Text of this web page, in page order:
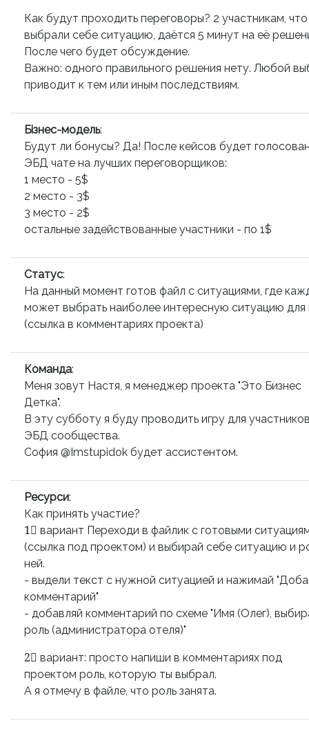
Как будут проходить переговоры? 2 участникам, что
выбрали себе ситуацию, даётся 5 минут на её
После чего будет обсуждение.
Важно: одного правильного решения нету. Любой
приводит к тем или иным последствиям.
Бізнес-модель:
Будут ли бонусы? Да! После кейсов будет
ЭБД чате на лучших переговорщиков:
1 место - 5$
2 место - 3$
3 место - 2$
остальные задействованные участники - по 1$
Статус:
На данный момент готов файл с ситуациями, где
может выбрать наиболее интересную ситуацию для
(ссылка в комментариях проекта)
Команда:
Меня зовут Настя, я менеджер проекта "Это Бизнес
Детка".
В эту субботу я буду проводить игру для
ЭБД сообщества.
София @Imstupidok будет ассистентом.
Ресурси:
Как принять участие?
1⃣ вариант Переходи в файлик с готовыми
(ссылка под проектом) и выбирай себе ситуацию и
ней.
- выдели текст с нужной ситуацией и нажимай
комментарий"
- добавляй комментарий по схеме "Имя (Олег),
роль (администратора отеля)"
2⃣ вариант: просто напиши в комментариях под
проектом роль, которую ты выбрал.
А я отмечу в файле, что роль занята.